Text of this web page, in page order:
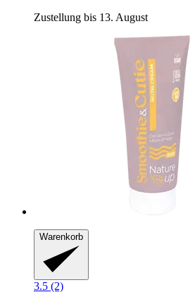
Zustellung bis 13. August
Warenkorb
3.5 (2)